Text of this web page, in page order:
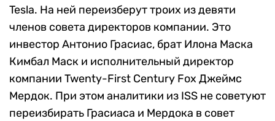
Tesla. На ней переизберут троих из девяти
членов совета директоров компании. Это
инвестор Антонио Грасиас, брат Илона Маска
Кимбал Маск и исполнительный директор
компании Twenty-First Century Fox Джеймс
Мердок. При этом аналитики из ISS не советуют
переизбирать Грасиаса и Мердока в совет